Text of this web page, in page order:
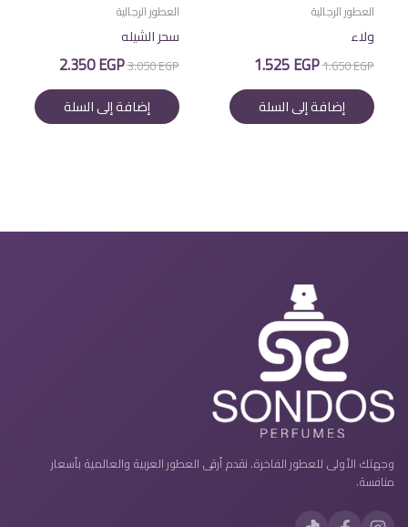
العطور الرجالية
ولاء
1.650EGP السعر
الأصلي
هو:
1.650 EGP.
1.525EGP
هو:
1.525 EGP. إضافة إلى السلة
العطور الرجالية
سحر الشيله
3.050EGP السعر
الأصلي
هو:
3.050 EGP.
2.350EGP
هو:
2.350 EGP. إضافة إلى السلة
وجهتك الأولى للعطور الفاخرة. نقدم أرقى العطور العربية والعالمية بأسعار
منافسة.